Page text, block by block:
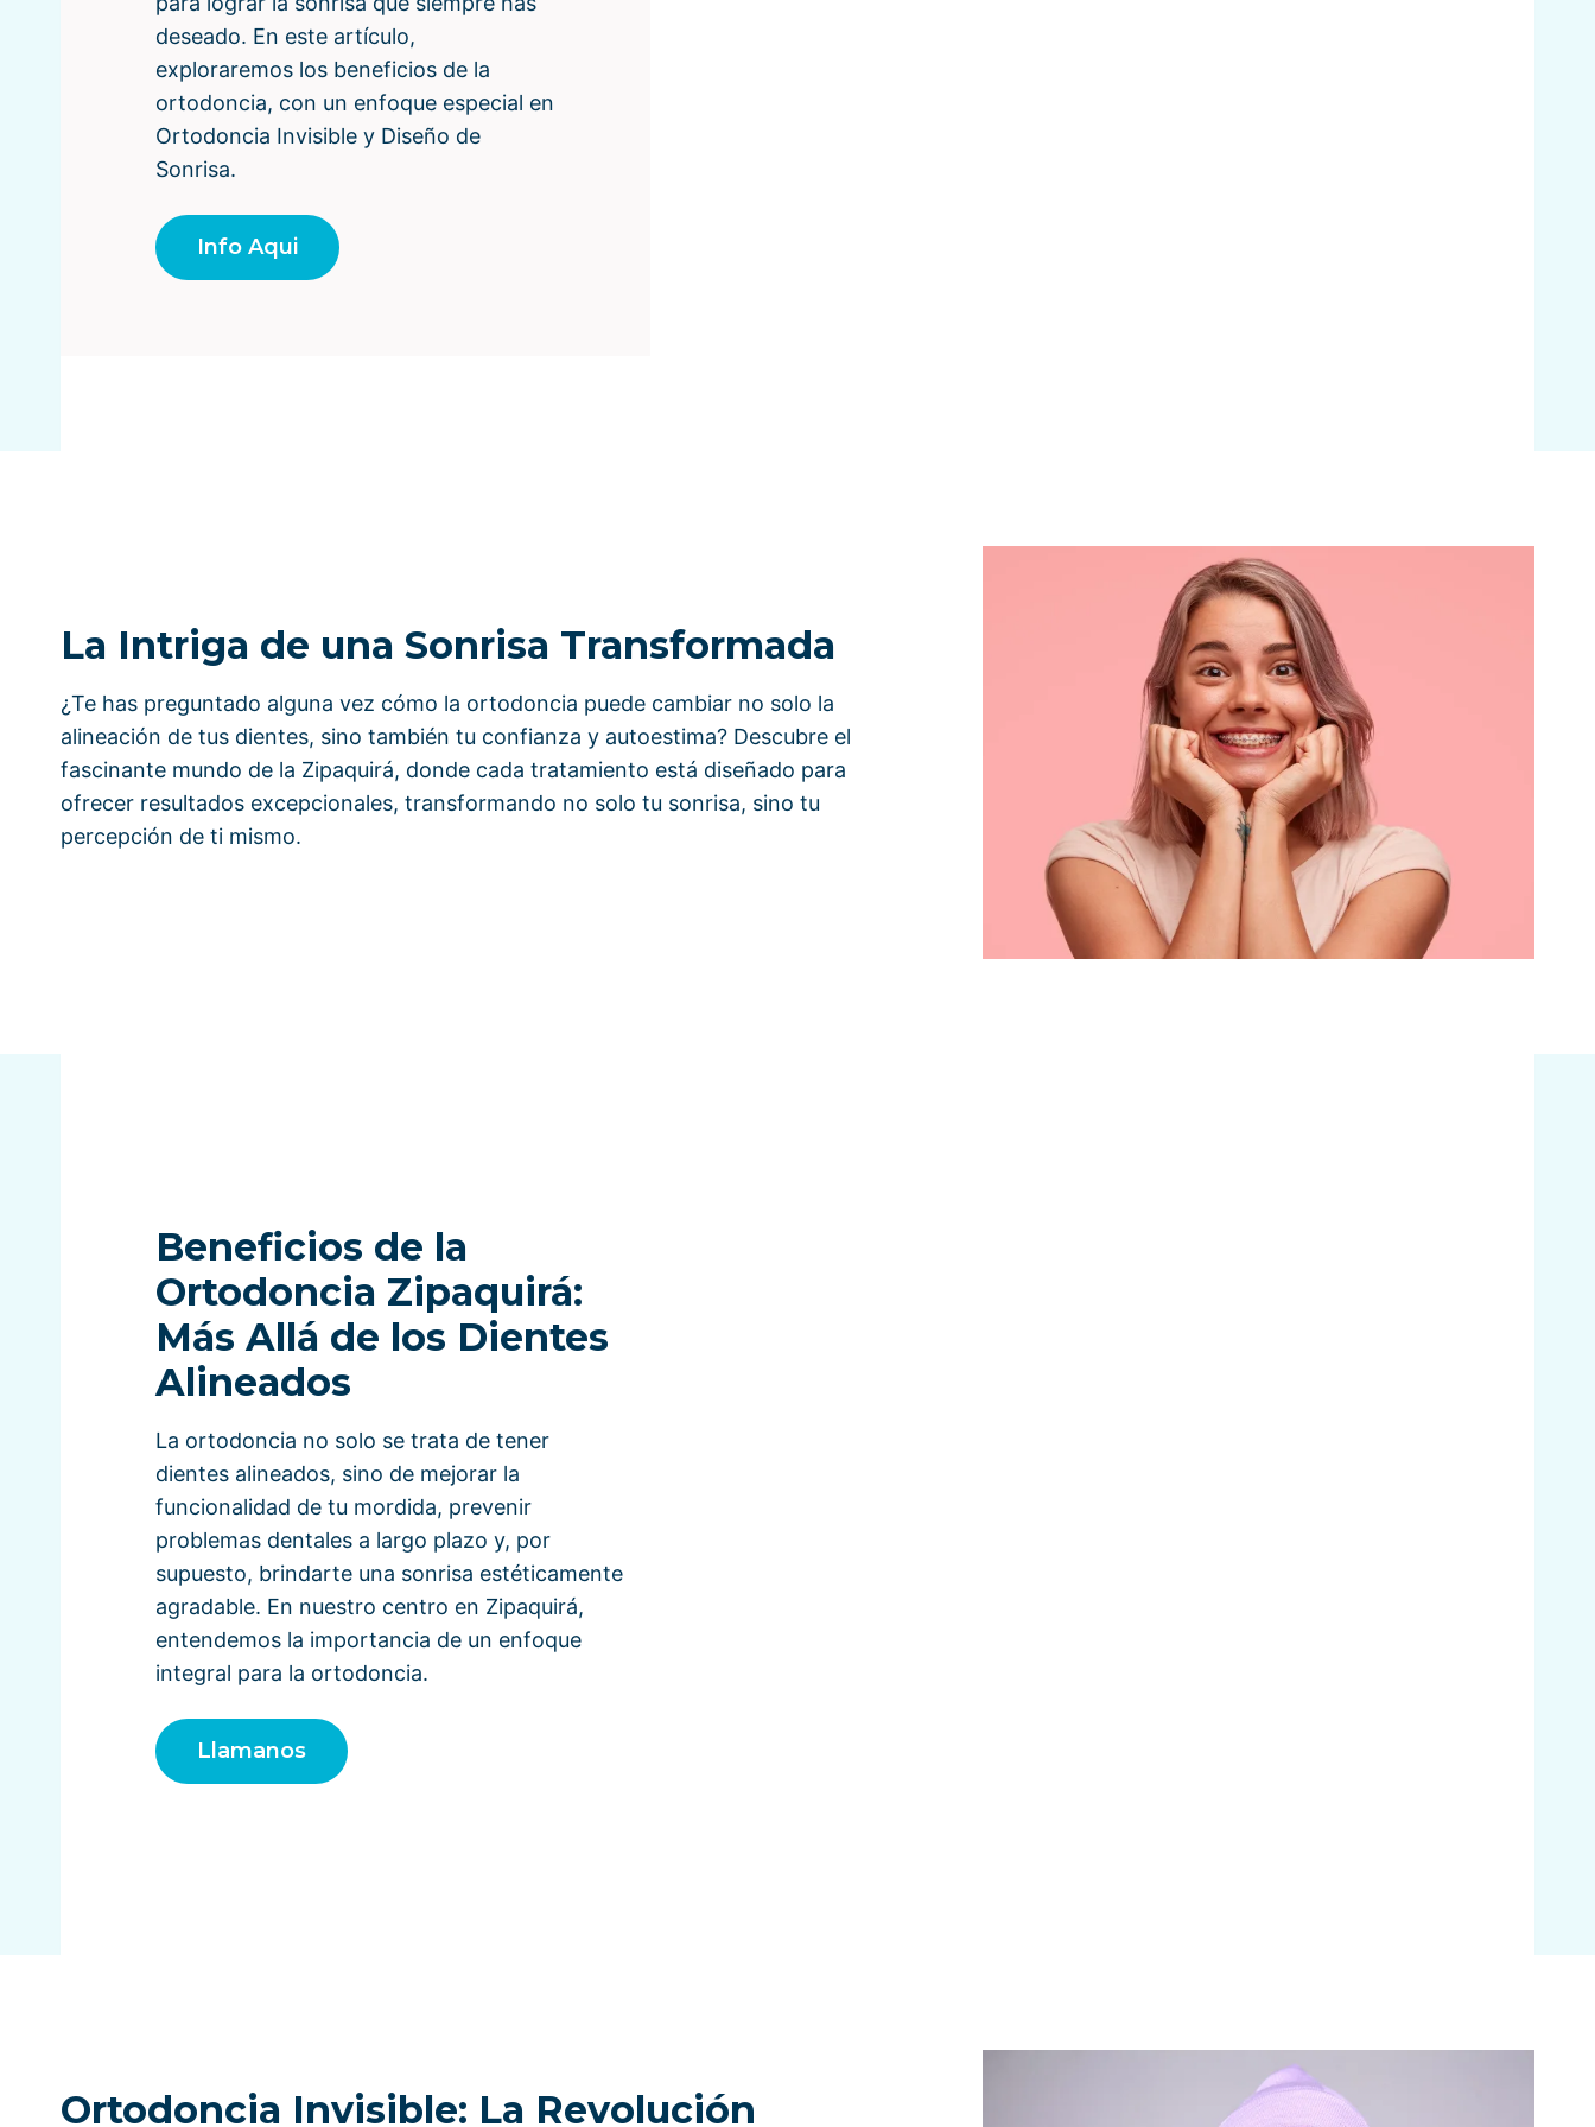
deseado. En este artículo,
exploraremos los beneficios de la
ortodoncia, con un enfoque especial en
Ortodoncia Invisible y Diseño de
Sonrisa.
Info Aqui
La Intriga de una Sonrisa Transformada
¿Te has preguntado alguna vez cómo la ortodoncia puede cambiar no solo la
alineación de tus dientes, sino también tu confianza y autoestima? Descubre el
fascinante mundo de la Zipaquirá, donde cada tratamiento está diseñado para
ofrecer resultados excepcionales, transformando no solo tu sonrisa, sino tu
percepción de ti mismo.
Beneficios de la
Ortodoncia Zipaquirá:
Más Allá de los Dientes
Alineados
La ortodoncia no solo se trata de tener
dientes alineados, sino de mejorar la
funcionalidad de tu mordida, prevenir
problemas dentales a largo plazo y, por
supuesto, brindarte una sonrisa estéticamente
agradable. En nuestro centro en Zipaquirá,
entendemos la importancia de un enfoque
integral para la ortodoncia.
Llamanos
Ortodoncia Invisible: La Revolución